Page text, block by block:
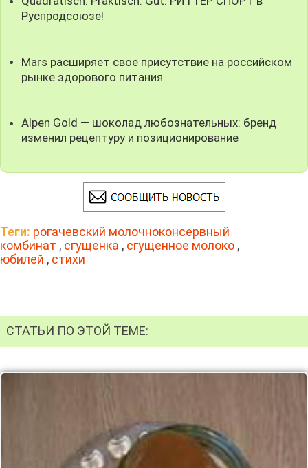
Руспродсоюзе!
Mars расширяет свое присутствие на российском
рынке здорового питания
Alpen Gold — шоколад любознательных: бренд
изменил рецептуру и позиционирование
Теги: рогачевский молочноконсервный
комбинат , сгущенка , сгущенное молоко ,
юбилей , стихи
СТАТЬИ ПО ЭТОЙ ТЕМЕ: